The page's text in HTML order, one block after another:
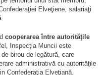
Elveţiene, salariaţi
cooperarea între autorităţile
Inspecţia Muncii este
birou de legătură, care
administrativă cu autorităţile
Confederaţia Elveţiană.